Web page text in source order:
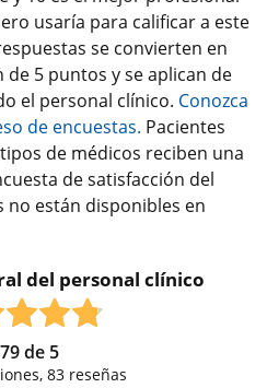
usaría para calificar a este
se convierten en
5 puntos y se aplican de
el personal clínico. Conozca
de encuestas. Pacientes
de médicos reciben una
de satisfacción del
no están disponibles en
del personal clínico
de 5
83 reseñas